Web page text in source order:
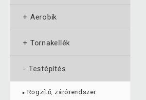
+ Aerobik
+ Tornakellék
- Testépítés
► Rögzítő, zárórendszer